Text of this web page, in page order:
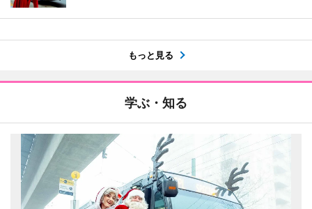
もっと見る
学ぶ・知る